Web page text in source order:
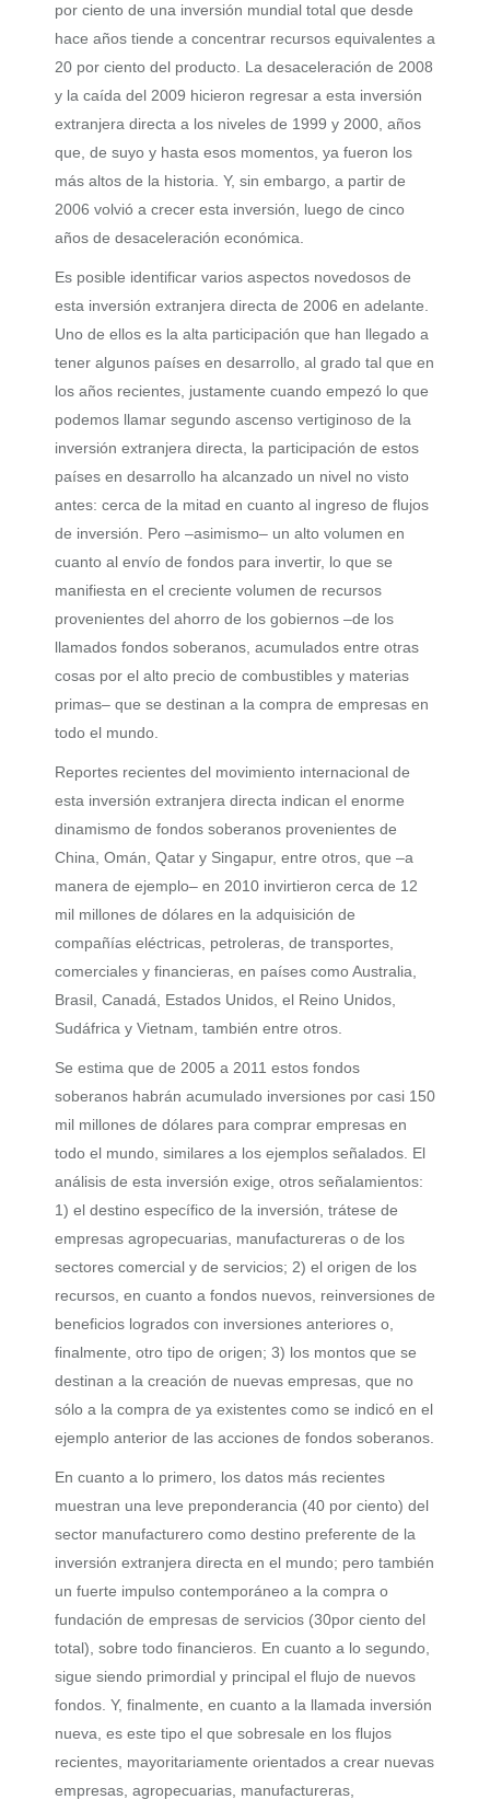
por ciento de una inversión mundial total que desde
hace años tiende a concentrar recursos equivalentes a
20 por ciento del producto. La desaceleración de 2008
y la caída del 2009 hicieron regresar a esta inversión
extranjera directa a los niveles de 1999 y 2000, años
que, de suyo y hasta esos momentos, ya fueron los
más altos de la historia. Y, sin embargo, a partir de
2006 volvió a crecer esta inversión, luego de cinco
años de desaceleración económica.
Es posible identificar varios aspectos novedosos de
esta inversión extranjera directa de 2006 en adelante.
Uno de ellos es la alta participación que han llegado a
tener algunos países en desarrollo, al grado tal que en
los años recientes, justamente cuando empezó lo que
podemos llamar segundo ascenso vertiginoso de la
inversión extranjera directa, la participación de estos
países en desarrollo ha alcanzado un nivel no visto
antes: cerca de la mitad en cuanto al ingreso de flujos
de inversión. Pero –asimismo– un alto volumen en
cuanto al envío de fondos para invertir, lo que se
manifiesta en el creciente volumen de recursos
provenientes del ahorro de los gobiernos –de los
llamados fondos soberanos, acumulados entre otras
cosas por el alto precio de combustibles y materias
primas– que se destinan a la compra de empresas en
todo el mundo.
Reportes recientes del movimiento internacional de
esta inversión extranjera directa indican el enorme
dinamismo de fondos soberanos provenientes de
China, Omán, Qatar y Singapur, entre otros, que –a
manera de ejemplo– en 2010 invirtieron cerca de 12
mil millones de dólares en la adquisición de
compañías eléctricas, petroleras, de transportes,
comerciales y financieras, en países como Australia,
Brasil, Canadá, Estados Unidos, el Reino Unidos,
Sudáfrica y Vietnam, también entre otros.
Se estima que de 2005 a 2011 estos fondos
soberanos habrán acumulado inversiones por casi 150
mil millones de dólares para comprar empresas en
todo el mundo, similares a los ejemplos señalados. El
análisis de esta inversión exige, otros señalamientos:
1) el destino específico de la inversión, trátese de
empresas agropecuarias, manufactureras o de los
sectores comercial y de servicios; 2) el origen de los
recursos, en cuanto a fondos nuevos, reinversiones de
beneficios logrados con inversiones anteriores o,
finalmente, otro tipo de origen; 3) los montos que se
destinan a la creación de nuevas empresas, que no
sólo a la compra de ya existentes como se indicó en el
ejemplo anterior de las acciones de fondos soberanos.
En cuanto a lo primero, los datos más recientes
muestran una leve preponderancia (40 por ciento) del
sector manufacturero como destino preferente de la
inversión extranjera directa en el mundo; pero también
un fuerte impulso contemporáneo a la compra o
fundación de empresas de servicios (30por ciento del
total), sobre todo financieros. En cuanto a lo segundo,
sigue siendo primordial y principal el flujo de nuevos
fondos. Y, finalmente, en cuanto a la llamada inversión
nueva, es este tipo el que sobresale en los flujos
recientes, mayoritariamente orientados a crear nuevas
empresas, agropecuarias, manufactureras,